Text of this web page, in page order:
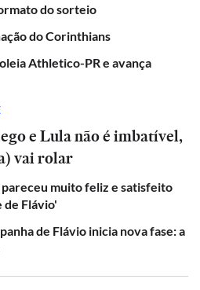
do sorteio
do Corinthians
Athletico-PR e avança
e Lula não é imbatível,
vai rolar
muito feliz e satisfeito
de Flávio'
de Flávio inicia nova fase: a